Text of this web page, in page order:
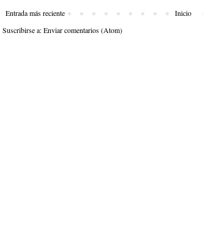
Entrada más reciente
Inicio
Suscribirse a:Enviar comentarios (Atom)